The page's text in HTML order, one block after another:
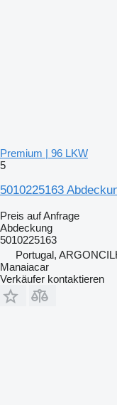
Premium | 96 LKW
5
5010225163
Preis auf Anfrage
Abdeckung
5010225163
Portugal,
Manaiacar
Verkäufer kontaktieren